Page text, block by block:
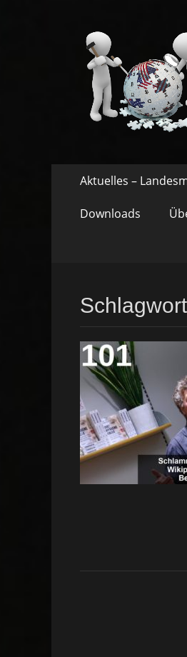
Primäres
Springe
zum
Inhalt
Aktuelles –
Downloads